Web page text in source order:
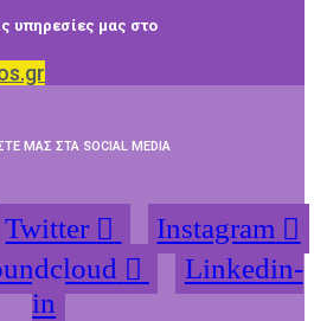
υπηρεσίες μας στο
ΜΑΣ ΣΤΑ SOCIAL MEDIA
Twitter
Instagram
Linkedin-
in